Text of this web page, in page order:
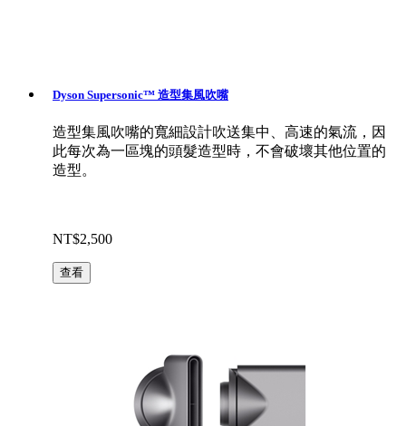
Dyson Supersonic™ 造型集風吹嘴
造型集風吹嘴的寬細設計吹送集中、高速的氣流，因
此每次為一區塊的頭髮造型時，不會破壞其他位置的
造型。
NT$2,500
查看